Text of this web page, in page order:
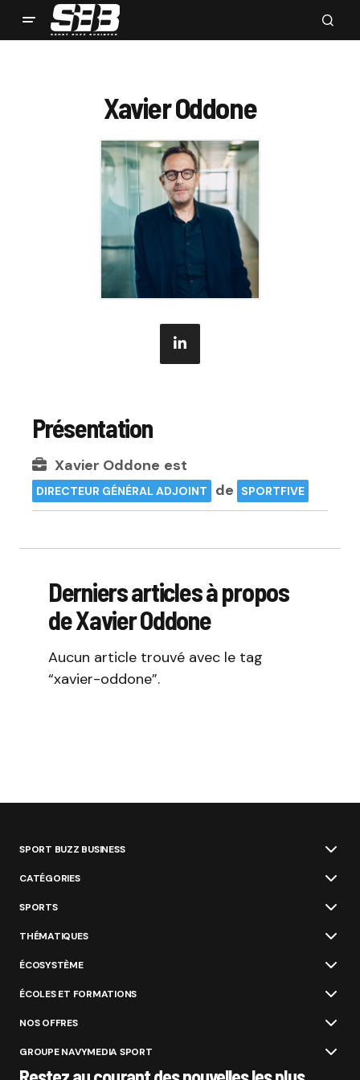
Xavier Oddone
Présentation
Xavier Oddone est
DIRECTEUR GÉNÉRAL ADJOINT de SPORTFIVE
Derniers articles à propos
de Xavier Oddone
Aucun article trouvé avec le tag
“xavier-oddone”.
SPORT BUZZ BUSINESS
CATÉGORIES
SPORTS
THÉMATIQUES
ÉCOSYSTÈME
ÉCOLES ET FORMATIONS
NOS OFFRES
GROUPE NAVYMEDIA SPORT